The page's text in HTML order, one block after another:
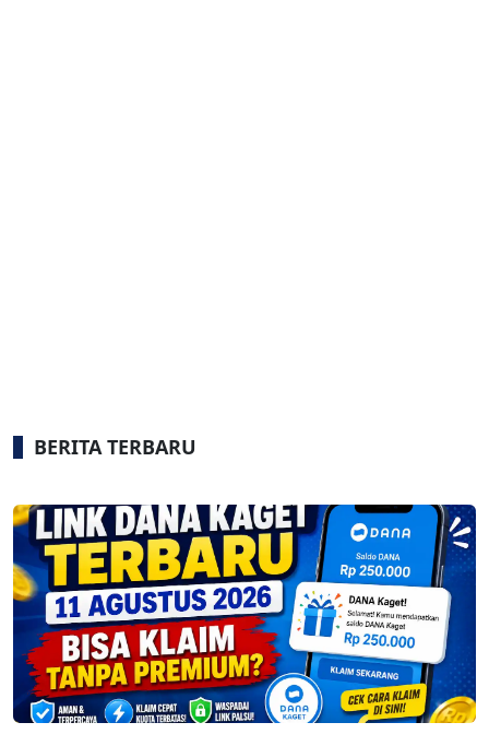
BERITA TERBARU